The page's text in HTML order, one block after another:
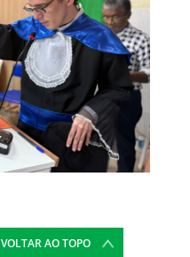
VOLTAR AO TOPO